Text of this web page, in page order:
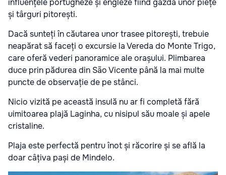
și târguri pitorești.
Dacă sunteți în căutarea unor trasee pitorești, trebuie
neapărat să faceți o excursie la Vereda do Monte Trigo,
care oferă vederi panoramice ale orașului. Plimbarea
duce prin pădurea din São Vicente până la mai multe
puncte de observație de pe stânci.
Nicio vizită pe această insulă nu ar fi completă fără
uimitoarea plajă Laginha, cu nisipul său moale și apele
cristaline.
Plaja este perfectă pentru înot și răcorire și se află la
doar câțiva pași de Mindelo.